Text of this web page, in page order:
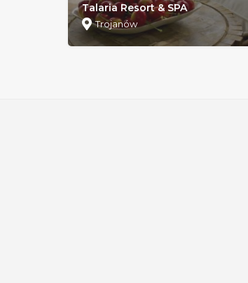
Talaria Resort & SPA
Trojanów